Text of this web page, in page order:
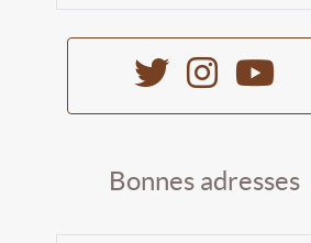
Bonnes adresses